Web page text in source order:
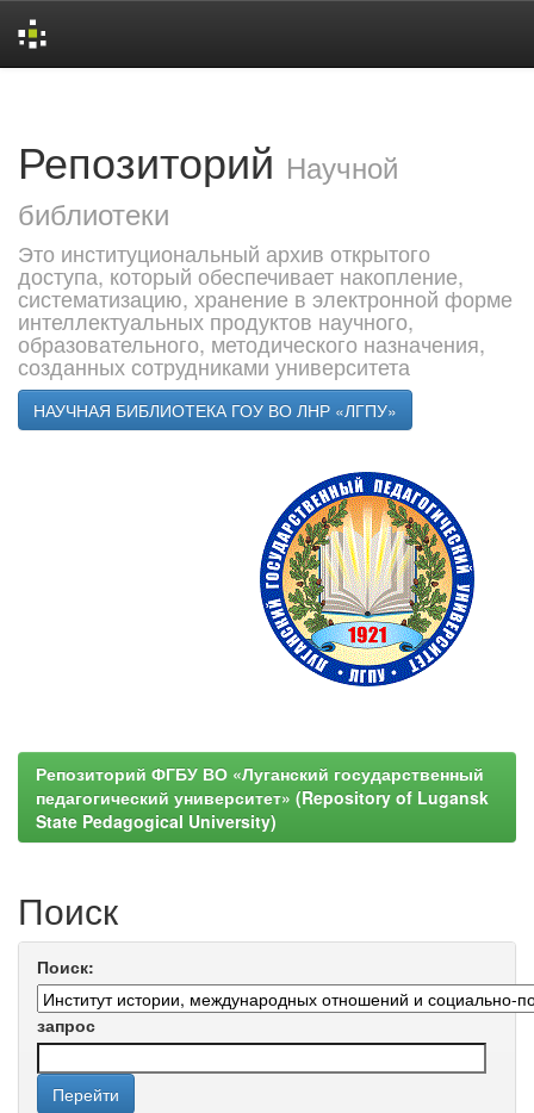
Репозиторий Научной
библиотеки
Это институциональный архив открытого
доступа, который обеспечивает накопление,
систематизацию, хранение в электронной форме
интеллектуальных продуктов научного,
образовательного, методического назначения,
созданных сотрудниками университета
НАУЧНАЯ БИБЛИОТЕКА ГОУ ВО ЛНР «ЛГПУ»
Репозиторий ФГБУ ВО «Луганский государственный
педагогический университет» (Repository of Lugansk
State Pedagogical University)
Поиск
Поиск:
запрос